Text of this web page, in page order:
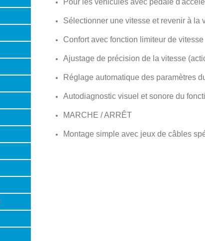
Pour les véhicules avec pédale
Sélectionner une vitesse et revenir à la
Confort avec fonction limiteur de vitesse
Ajustage de précision de la vitesse
Réglage automatique des paramètres
Autodiagnostic visuel et sonore du
MARCHE / ARRÊT
Montage simple avec jeux de câbles